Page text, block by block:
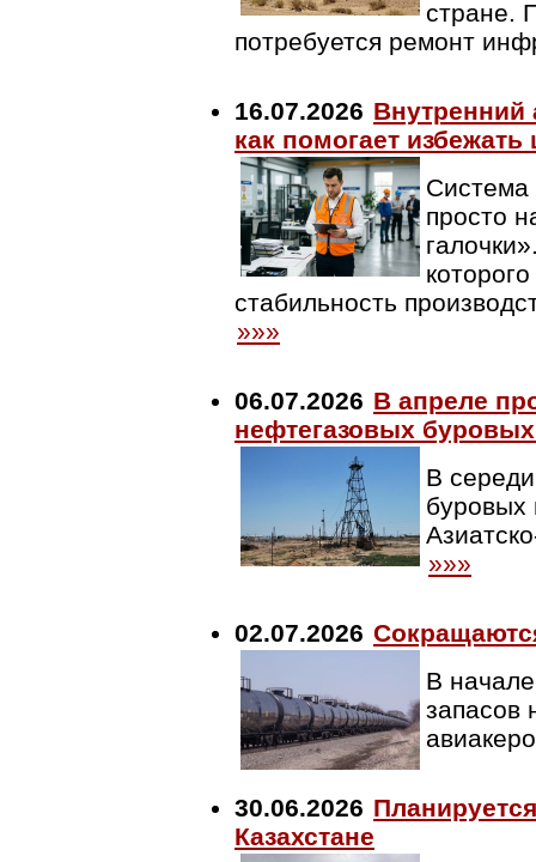
стране.
потребуется ремонт
16.07.2026 Внутренний
как помогает
Система
просто
стабильность
»»»
06.07.2026 В апреле
нефтегазовых
В
буровых
»»»
02.07.2026
В
запасов
30.06.2026
Казахстане